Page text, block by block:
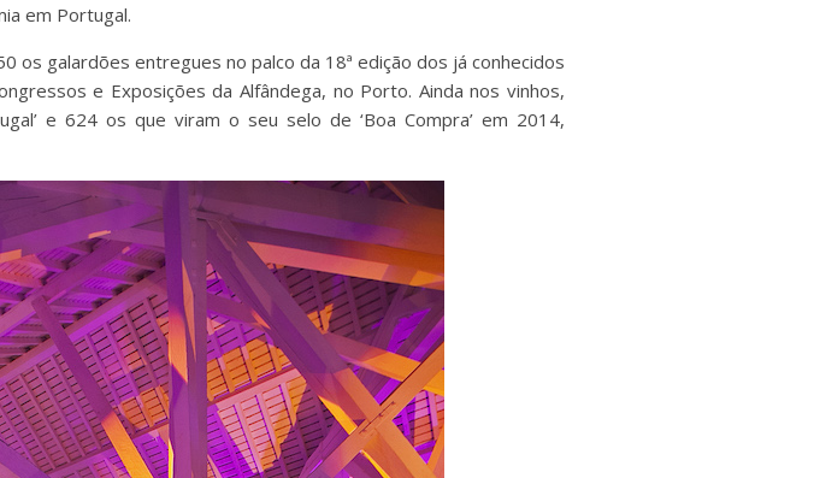
em Portugal.
os galardões entregues no palco da 18ª edição dos já conhecidos
e Exposições da Alfândega, no Porto. Ainda nos vinhos,
e 624 os que viram o seu selo de ‘Boa Compra’ em 2014,